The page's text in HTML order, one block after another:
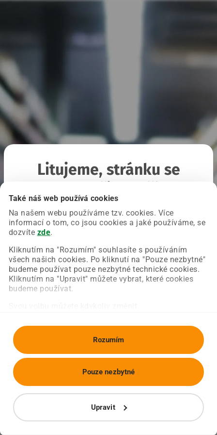
Také náš web používá cookies
Na našem webu používáme tzv. cookies. Více
informací o tom, co jsou cookies a jaké používáme, se
dozvíte zde.
Kliknutím na "Rozumím" souhlasíte s používáním
všech našich cookies. Po kliknutí na "Pouze nezbytné"
budeme používat pouze nezbytné technické cookies.
Kliknutím na "Upravit" můžete vybrat, které cookies
budeme používat.
Rozumím
Upravit
Pouze nezbytné
Litujeme, stránku se
Chyba nastala na naší straně a už ji opravujeme.
Zkuste prosím znovu načíst požadovanou stránku.
Obnovit stránku Úvodní strana